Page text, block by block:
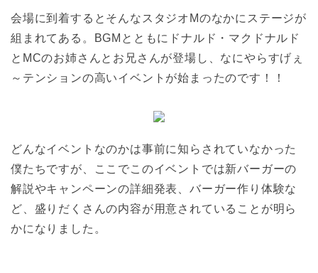
会場に到着するとそんなスタジオMのなかにステージが
組まれてある。BGMとともにドナルド・マクドナルド
とMCのお姉さんとお兄さんが登場し、なにやらすげぇ
～テンションの高いイベントが始まったのです！！
どんなイベントなのかは事前に知らされていなかった
僕たちですが、ここでこのイベントでは新バーガーの
解説やキャンペーンの詳細発表、バーガー作り体験な
ど、盛りだくさんの内容が用意されていることが明ら
かになりました。